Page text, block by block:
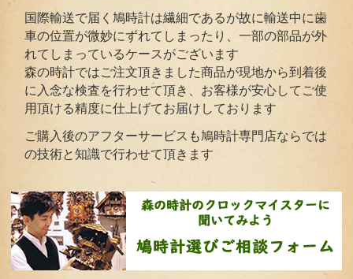
国際輸送で届く鳩時計は繊細であるが故に輸送中に歯
車の位置が微妙にずれてしまったり、一部の部品が外
れてしまっているケースがございます
森の時計ではご注文頂きました商品が現地から到着後
に入念な検査を行わせて頂き、お客様が安心してご使
用頂ける精度に仕上げてお届けしております
ご購入後のアフターサービスも鳩時計専門店ならでは
の技術と知識で行わせて頂きます